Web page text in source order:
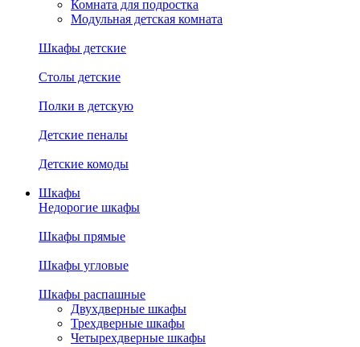
Комната для подростка
Модульная детская комната
Шкафы детские
Столы детские
Полки в детскую
Детские пеналы
Детские комоды
Шкафы
Недорогие шкафы
Шкафы прямые
Шкафы угловые
Шкафы распашные
Двухдверные шкафы
Трехдверные шкафы
Четырехдверные шкафы